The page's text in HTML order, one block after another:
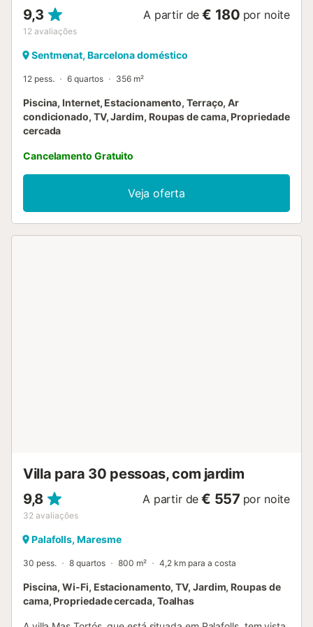
9,3
12 avaliações
A partir de € 180 por noite
Sentmenat, Barcelona doméstico
12 pess. 6 quartos 356 m²
Piscina, Internet, Estacionamento, Terraço, Ar
condicionado, TV, Jardim, Roupas de cama, Propriedade
cercada
Cancelamento Gratuito
Veja oferta
Villa para 30 pessoas, com jardim
9,8
32 avaliações
A partir de € 557 por noite
Palafolls, Maresme
30 pess. 8 quartos 800 m² 4,2 km para a costa
Piscina, Wi-Fi, Estacionamento, TV, Jardim, Roupas de
cama, Propriedade cercada, Toalhas